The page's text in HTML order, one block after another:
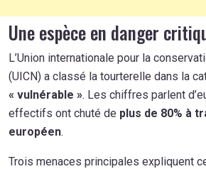
Une espèce en danger
L’Union internationale pour la
(UICN) a classé la tourterelle dans la
« vulnérable ». Les chiffres parlent
effectifs ont chuté de plus de 80% à
européen.
Trois menaces principales expliquent